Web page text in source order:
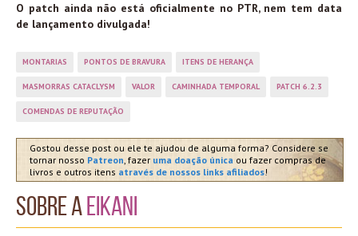
O patch ainda não está oficialmente no PTR, nem tem data
de lançamento divulgada!
MONTARIAS PONTOS DE BRAVURA ITENS DE HERANÇA
MASMORRAS CATACLYSM VALOR CAMINHADA TEMPORAL PATCH 6.2.3
COMENDAS DE REPUTAÇÃO
Gostou desse post ou ele te ajudou de alguma forma? Considere se
tornar nosso Patreon, fazer uma doação única ou fazer compras de
livros e outros itens através de nossos links afiliados!
Sobre aEikani